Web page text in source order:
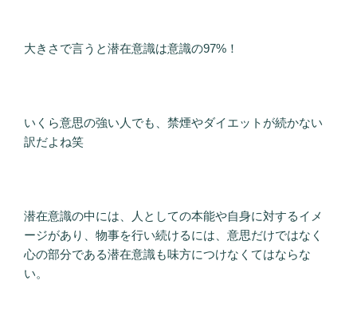
大きさで言うと潜在意識は意識の97%！
いくら意思の強い人でも、禁煙やダイエットが続かない
訳だよね笑
潜在意識の中には、人としての本能や自身に対するイメ
ージがあり、物事を行い続けるには、意思だけではなく
心の部分である潜在意識も味方につけなくてはならな
い。